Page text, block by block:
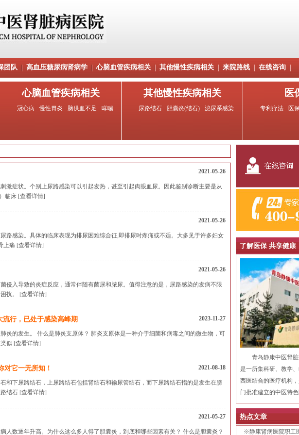
团队 高血压糖尿病肾病学 心脑血管疾病相关 其他慢性疾病相关 来院路线 在线咨询
心脑血管疾病相关
冠心病 慢性胃炎 脑供血不足 哮喘
其他慢性疾病相关
尿路结石 胆囊炎(结石) 泌尿系感染
医
专利疗法 医
2021-05-26
激症状。个别上尿路感染可以引起发热，甚至引起肉眼血尿。因此鉴别诊断主要是从
临床 [查看详情]
2021-05-26
路感染。具体的临床表现为排尿困难综合征,即排尿时疼痛或不适。大多见于许多妇女
上痛 [查看详情]
2021-05-26
侵入导致的炎症反应，通常伴随有菌尿和脓尿。值得注意的是，尿路感染的发病不限
扰。
[查看详情]
行，已处于感染高峰期 2023-11-27
炎的发生。 什么是肺炎支原体？ 肺炎支原体是一种介于细菌和病毒之间的微生物，可
似 [查看详情]
对它一无所知！ 2021-08-18
和下尿路结石，上尿路结石包括肾结石和输尿管结石，而下尿路结石指的是发生在膀
结石 [查看详情]
2021-05-27
人数逐年升高。为什么这么多人得了胆囊炎，到底和哪些因素有关？ 什么是胆囊炎？
了解医保 共享健康
青岛静康中医肾脏
是一所集科研、教学
西医结合的医疗机构
门批准建立的中医特色
热点文章
※静康肾病医院职工